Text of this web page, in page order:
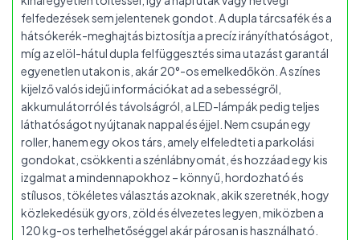
felfedezések sem jelentenek gondot. A dupla tárcsafék és a
hátsókerék-meghajtás biztosítja a precíz irányíthatóságot,
míg az elöl-hátul dupla felfüggesztés sima utazást garantál
egyenetlen utakon is, akár 20°-os emelkedőkön. A színes
kijelző valós idejű információkat ad a sebességről,
akkumulátorról és távolságról, a LED-lámpák pedig teljes
láthatóságot nyújtanak nappal és éjjel. Nem csupán egy
roller, hanem egy okos társ, amely elfeledteti a parkolási
gondokat, csökkenti a szénlábnyomát, és hozzáad egy kis
izgalmat a mindennapokhoz – könnyű, hordozható és
stílusos, tökéletes választás azoknak, akik szeretnék, hogy
közlekedésük gyors, zöld és élvezetes legyen, miközben a
120 kg-os terhelhetőséggel akár párosan is használható.